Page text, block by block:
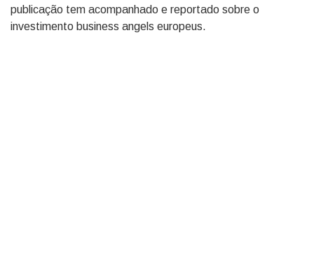
publicação tem acompanhado e reportado sobre o
investimento business angels europeus.